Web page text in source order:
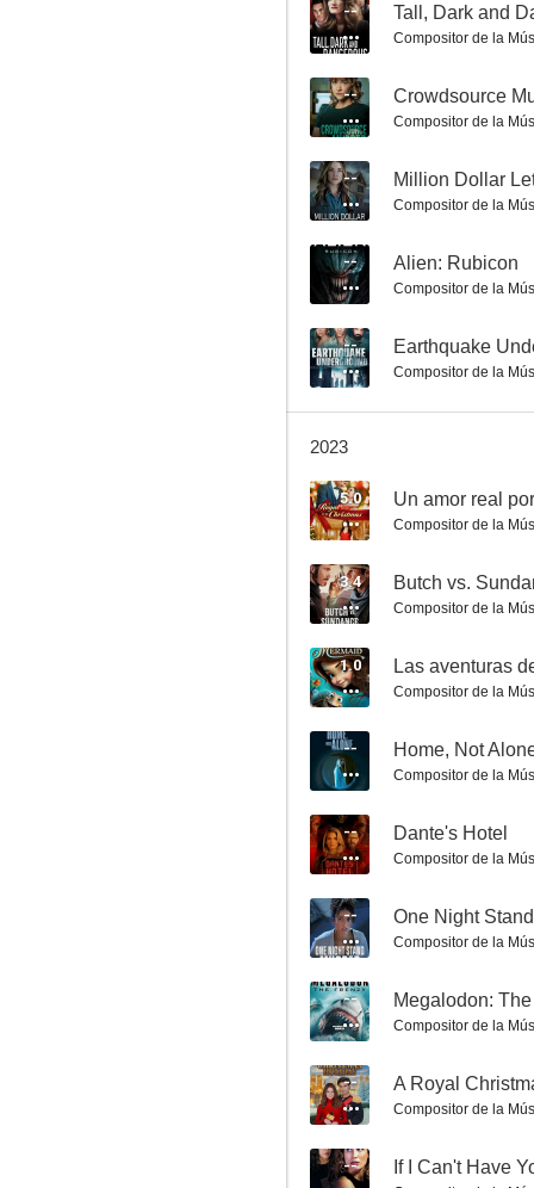
6.3
MILF
6.0
Hansel vs. Gretel
6.0
Paranormal Entity
5.5
Asalto al hospital
-- Tall, Dark and
Compositor de la
-- Crowdsource
Compositor de la
-- Million Dollar
Compositor de la
-- Alien: Rubicon
Compositor de la
-- Earthquake
Compositor de la
2023
5.0 Un amor real
Compositor de la
3.4 Butch vs.
Compositor de la
1.0 Las aventuras
Compositor de la
-- Home, Not
Compositor de la
-- Dante's Hotel
Compositor de la
-- One Night
Compositor de la
-- Megalodon:
Compositor de la
-- A Royal
Compositor de la
-- If I Can't Have